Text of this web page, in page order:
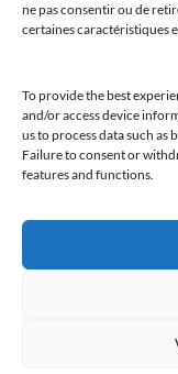
ne pas consentir ou de
certaines caractéristiques
To provide the best
and/or access device
us to process data such as
Failure to consent or
features and functions.
LUXURY